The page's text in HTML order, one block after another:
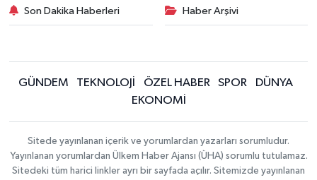
Son Dakika Haberleri Haber Arşivi
GÜNDEM TEKNOLOJİ ÖZEL HABER SPOR
DÜNYA
EKONOMİ
Sitede yayınlanan içerik ve yorumlardan yazarları sorumludur.
Yayınlanan yorumlardan Ülkem Haber Ajansı (ÜHA) sorumlu tutulamaz.
Sitedeki tüm harici linkler ayrı bir sayfada açılır. Sitemizde yayınlanan